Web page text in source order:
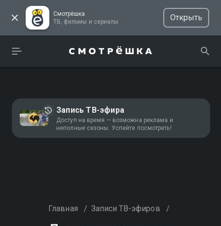
Смотрёшка
ТВ, фильмы и сериалы
Открыть
Запись ТВ-эфира
Доступ на время — возможна реклама и
неполные сезоны. Успейте посмотреть!
Главная / Записи ТВ-эфиров /